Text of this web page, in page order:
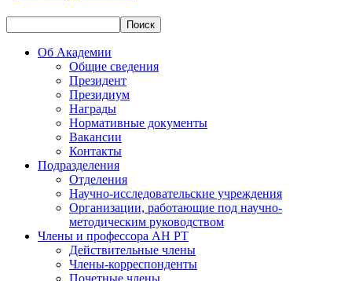
Об Академии
Общие сведения
Президент
Президиум
Награды
Нормативные документы
Вакансии
Контакты
Подразделения
Отделения
Научно-исследовательские учреждения
Организации, работающие под научно-
методическим руководством
Члены и профессора АН РТ
Действительные члены
Члены-корреспонденты
Почетные члены